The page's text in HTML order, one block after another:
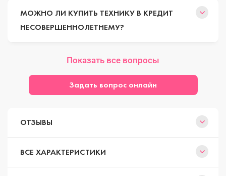
МОЖНО ЛИ КУПИТЬ ТЕХНИКУ В КРЕДИТ
НЕСОВЕРШЕННОЛЕТНЕМУ?
Показать все вопросы
Задать вопрос онлайн
ОТЗЫВЫ
ВСЕ ХАРАКТЕРИСТИКИ